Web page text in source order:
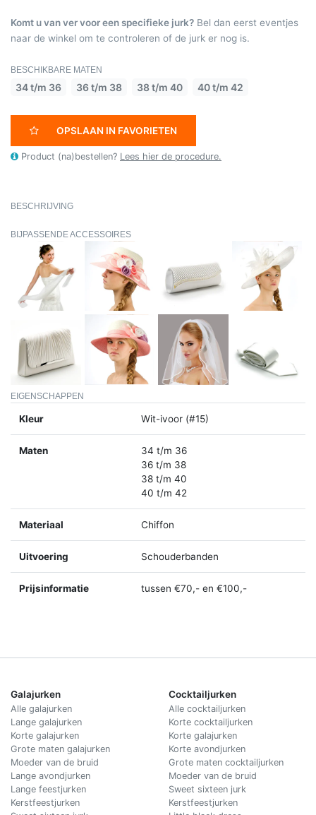
Komt u van ver voor een specifieke jurk? Bel dan eerst eventjes
naar de winkel om te controleren of de jurk er nog is.
BESCHIKBARE MATEN
34 t/m 36 36 t/m 38 38 t/m 40 40 t/m 42
OPSLAAN IN FAVORIETEN
Product (na)bestellen? Lees hier de procedure.
BESCHRIJVING
BIJPASSENDE ACCESSOIRES
EIGENSCHAPPEN
Kleur Wit-ivoor (#15)
Maten
34 t/m 36
36 t/m 38
38 t/m 40
40 t/m 42
Materiaal Chiffon
Uitvoering Schouderbanden
Prijsinformatie tussen €70,- en €100,-
Galajurken
Alle galajurken
Lange galajurken
Korte galajurken
Grote maten galajurken
Moeder van de bruid
Lange avondjurken
Lange feestjurken
Kerstfeestjurken
Cocktailjurken
Alle cocktailjurken
Korte cocktailjurken
Korte galajurken
Korte avondjurken
Grote maten cocktailjurken
Moeder van de bruid
Sweet sixteen jurk
Kerstfeestjurken